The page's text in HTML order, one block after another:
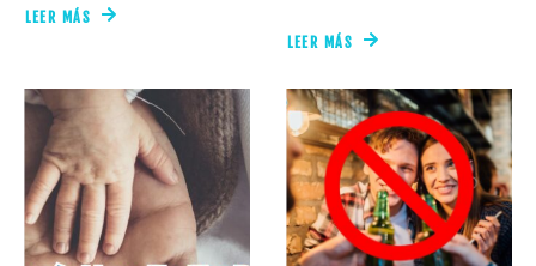
LEER MÁS
LEER MÁS